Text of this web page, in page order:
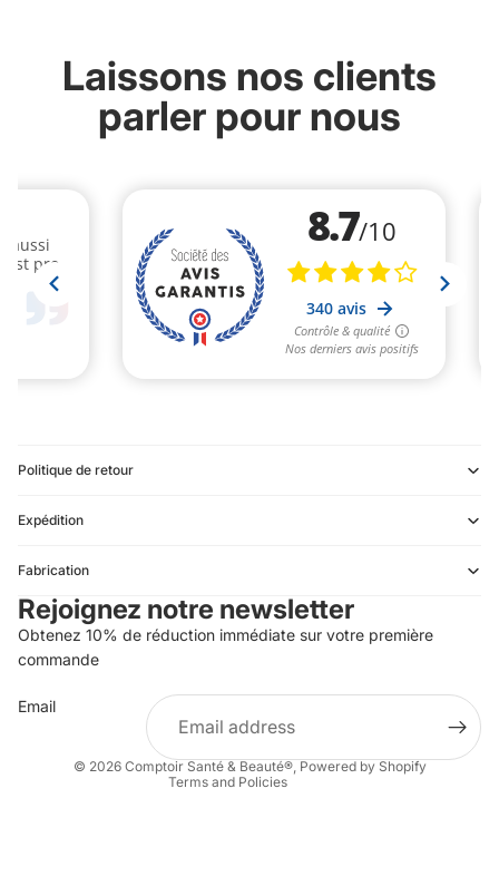
Laissons nos clients
parler pour nous
Politique de retour
Expédition
Fabrication
Rejoignez notre newsletter
Obtenez 10% de réduction immédiate sur votre première
commande
Email
© 2026 Comptoir Santé & Beauté®, Powered by Shopify
Terms and Policies
Terms of service
Terms of sale
Legal notice